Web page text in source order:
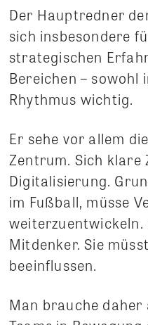
Der Hauptredner
sich insbesondere
strategischen
Bereichen –
Rhythmus wichtig.
Er sehe vor allem
Zentrum. Sich klare
Digitalisierung.
im Fußball, müsse
Mitdenker. Sie
beeinflussen.
Man brauche daher